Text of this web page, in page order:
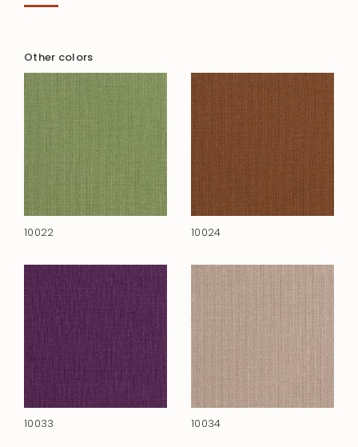
Other colors
10022 10024
10033 10034